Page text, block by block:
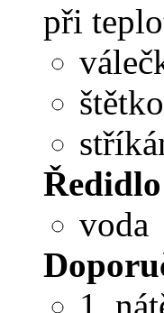
při
voda
1.